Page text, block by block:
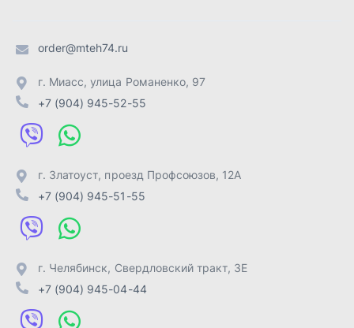
г. Челябинск
+7 (904) 945-04-44
Отправить заявку
ИП Лахтачёв О.В.
Разработка -